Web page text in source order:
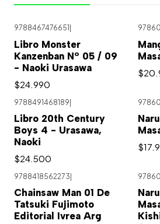
9788467476651
Libro Monster
Kanzenban Nº 05 / 09
- Naoki Urasawa
$24.990
9788491468189|
Libro 20th Century
Boys 4 - Urasawa,
Naoki
$24.500
9788418562273
Chainsaw Man 01 De
Tatsuki Fujimoto
Editorial Ivrea Arg